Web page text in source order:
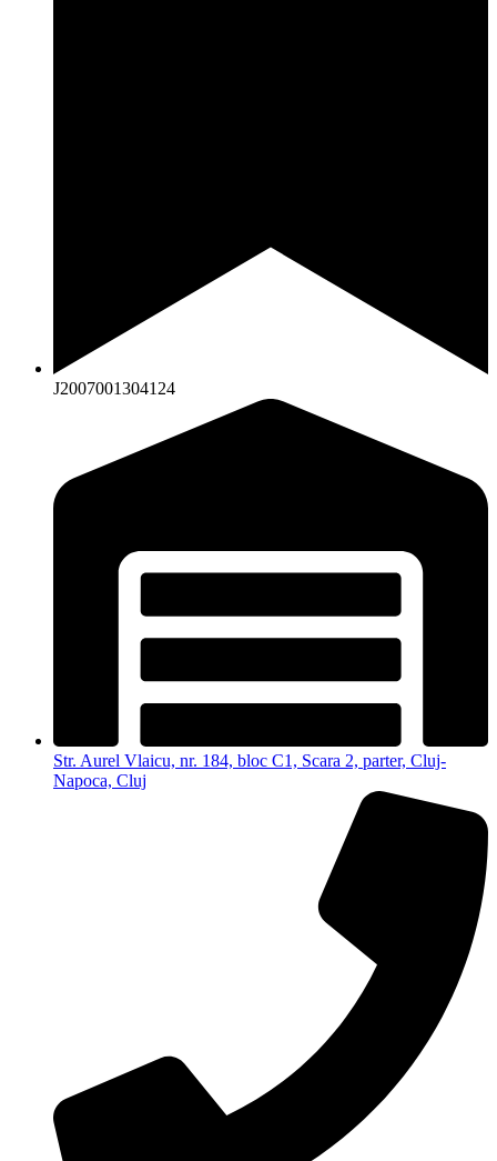
J2007001304124
Str. Aurel Vlaicu, nr. 184, bloc C1, Scara 2, parter, Cluj-
Napoca, Cluj